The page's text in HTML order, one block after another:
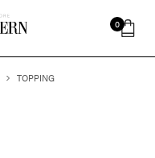
0
TOPPING